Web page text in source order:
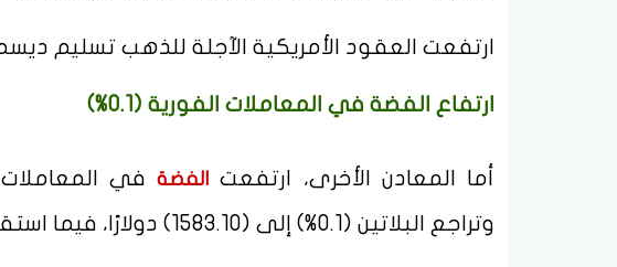
ارتفعت العقود الأمريكية الآجلة للذهب تسليم ديسمبر (0.8%) ليصل إلى (4149.20) دولارًا
ارتفاع الفضة في المعاملات الفورية (0.1%)
أما المعادن الأخرى، ارتفعت الفضة
وتراجع البلاتين (0.1%) إلى (1583.10) دولارًا، فيما استقر البلاديوم عند (1443.56) دولارًا.